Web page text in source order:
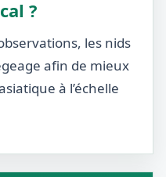
?
les nids
afin de mieux
à l’échelle